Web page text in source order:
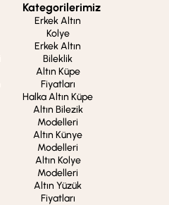
Kategorilerimiz
Erkek Altın
Kolye
Erkek Altın
Bileklik
Altın Küpe
Fiyatları
Halka Altın Küpe
Altın Bilezik
Modelleri
Altın Künye
Modelleri
Altın Kolye
Modelleri
Altın Yüzük
Fiyatları